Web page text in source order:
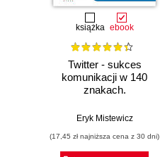
książka ebook
Twitter - sukces
komunikacji w 140
znakach.
dla firm, instytucji i
Eryk Mistewicz
(17,45 zł najniższa cena z 30 dni)